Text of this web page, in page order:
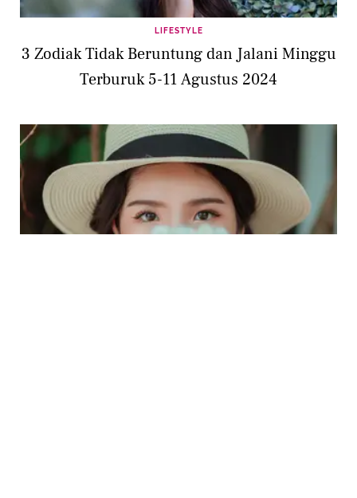
LIFESTYLE
3 Zodiak Tidak Beruntung dan Jalani Minggu
Terburuk 5-11 Agustus 2024